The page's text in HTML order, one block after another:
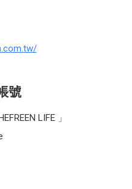
號
LIFE 」